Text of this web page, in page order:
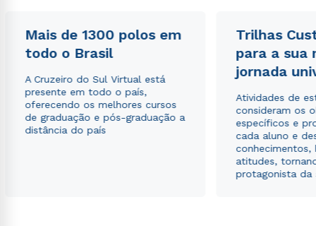
Mais de 1300 polos em
todo o Brasil
A Cruzeiro do Sul Virtual está
presente em todo o país,
oferecendo os melhores cursos
de graduação e pós-graduação a
distância do país
Trilhas
para a sua
jornada
Atividades de
consideram os
específicos e
cada aluno e
conhecimentos,
atitudes,
protagonista da